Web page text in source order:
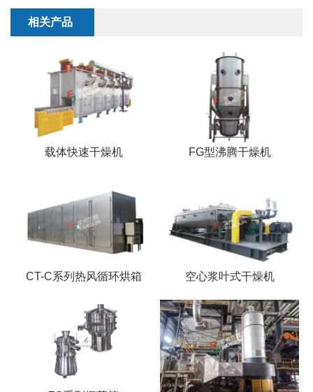
相关产品
载体快速干燥机 FG型沸腾干燥机
CT-C系列热风循环烘箱 空心浆叶式干燥机